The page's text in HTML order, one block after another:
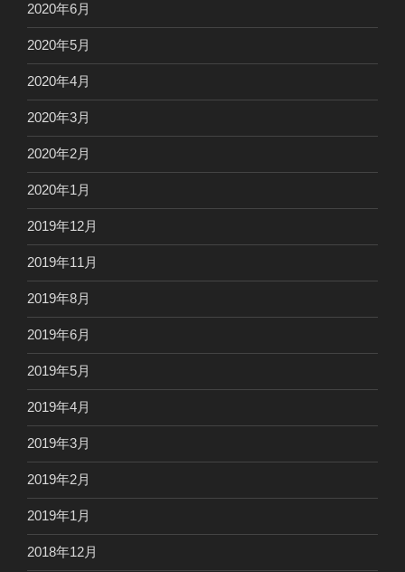
2020年6月
2020年5月
2020年4月
2020年3月
2020年2月
2020年1月
2019年12月
2019年11月
2019年8月
2019年6月
2019年5月
2019年4月
2019年3月
2019年2月
2019年1月
2018年12月